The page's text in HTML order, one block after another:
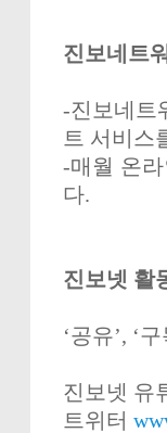
진보네트
-진보네트
트 서비스
-매월 온
다.
진보넷 활
‘공유’, ‘
진보넷 유
트위터